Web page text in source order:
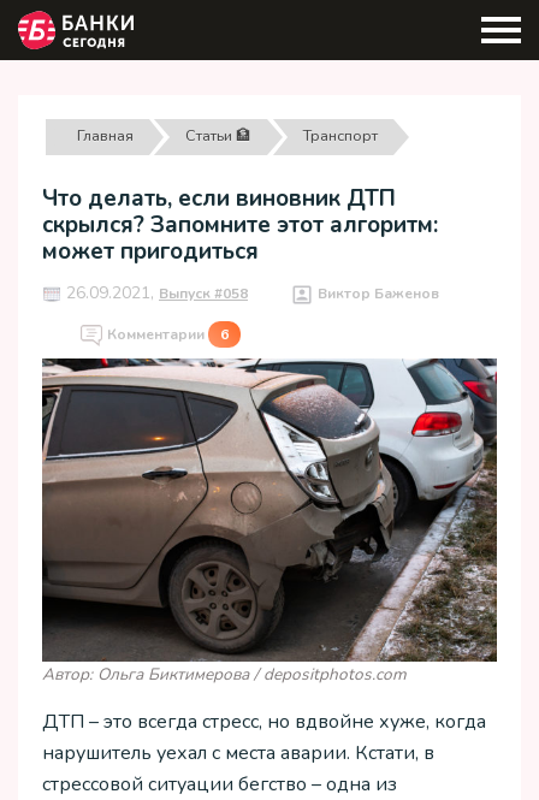
Главная Статьи 🏦 Транспорт
Что делать, если виновник ДТП
скрылся? Запомните этот алгоритм:
может пригодиться
26.09.2021, Выпуск #058 Виктор Баженов
Комментарии 6
Автор: Ольга Биктимерова / depositphotos.com
ДТП – это всегда стресс, но вдвойне хуже, когда
нарушитель уехал с места аварии. Кстати, в
стрессовой ситуации бегство – одна из